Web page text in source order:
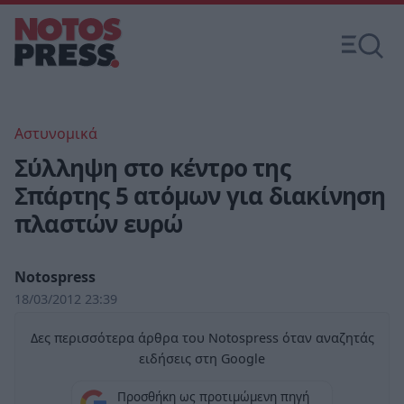
Αστυνομικά
Σύλληψη στο κέντρο της
Σπάρτης 5 ατόμων για διακίνηση
πλαστών ευρώ
Notospress
18/03/2012 23:39
Δες περισσότερα άρθρα του Notospress όταν αναζητάς
ειδήσεις στη Google
Προσθήκη ως προτιμώμενη πηγή